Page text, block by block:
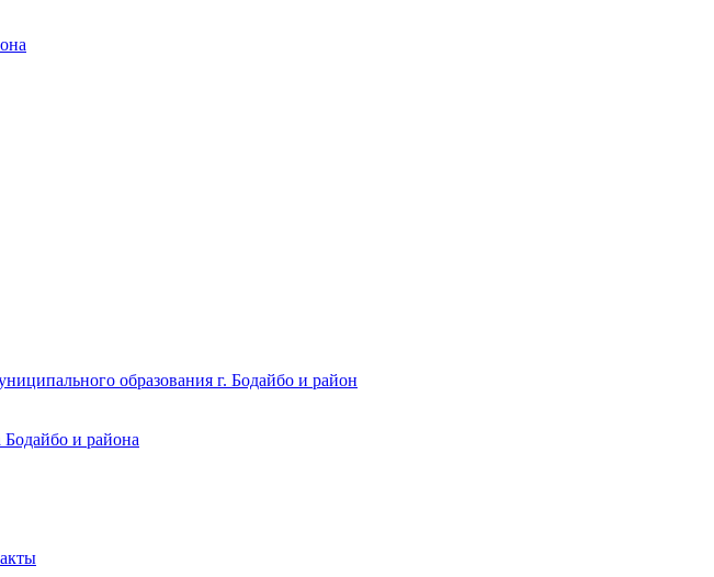
образования г. Бодайбо и район
и района